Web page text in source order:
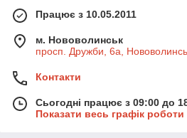
Працює з 10.05.2011
м. Нововолинськ
просп. Дружби, 6а,
Контакти
Сьогодні працює з 09:00 до
Показати весь графік роботи